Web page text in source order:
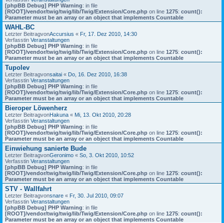
[phpBB Debug] PHP Warning: in file
[ROOT]/vendor/twig/twig/lib/Twig/Extension/Core.php on line 1275: count():
Parameter must be an array or an object that implements Countable
WAHL-BC
Letzter BeitragvonAccursius « Fr, 17. Dez 2010, 14:30
Verfasstin Veranstaltungen
[phpBB Debug] PHP Warning: in file
[ROOT]/vendor/twig/twig/lib/Twig/Extension/Core.php on line 1275: count():
Parameter must be an array or an object that implements Countable
Tupolev
Letzter Beitragvonsaitai « Do, 16. Dez 2010, 16:38
Verfasstin Veranstaltungen
[phpBB Debug] PHP Warning: in file
[ROOT]/vendor/twig/twig/lib/Twig/Extension/Core.php on line 1275: count():
Parameter must be an array or an object that implements Countable
Bieroper Löwenherz
Letzter BeitragvonHakuna « Mi, 13. Okt 2010, 20:28
Verfasstin Veranstaltungen
[phpBB Debug] PHP Warning: in file
[ROOT]/vendor/twig/twig/lib/Twig/Extension/Core.php on line 1275: count():
Parameter must be an array or an object that implements Countable
Einwiehung sanierte Bude
Letzter BeitragvonGeronimo « So, 3. Okt 2010, 10:52
Verfasstin Veranstaltungen
[phpBB Debug] PHP Warning: in file
[ROOT]/vendor/twig/twig/lib/Twig/Extension/Core.php on line 1275: count():
Parameter must be an array or an object that implements Countable
STV - Wallfahrt
Letzter Beitragvonsnare « Fr, 30. Jul 2010, 09:07
Verfasstin Veranstaltungen
[phpBB Debug] PHP Warning: in file
[ROOT]/vendor/twig/twig/lib/Twig/Extension/Core.php on line 1275: count():
Parameter must be an array or an object that implements Countable